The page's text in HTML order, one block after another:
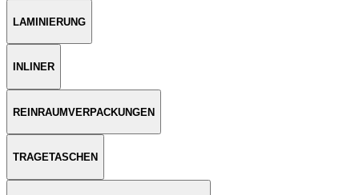
LAMINIERUNG
INLINER
REINRAUMVERPACKUNGEN
TRAGETASCHEN